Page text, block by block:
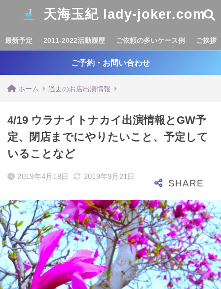
天海玉紀 lady-joker.com
最新予定 2011-2022活動履歴 ご依頼の多いケース例 ご挨拶
ご予約・お問い合わせ
ホーム 過去のお店出演情報
4/19 ウラナイトナカイ出演情報とGW予
定、閉店までにやりたいこと、予定して
いることなど
2019年4月18日 2019年9月21日